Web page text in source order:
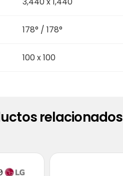
178° / 178°
100 x 100
relacionados